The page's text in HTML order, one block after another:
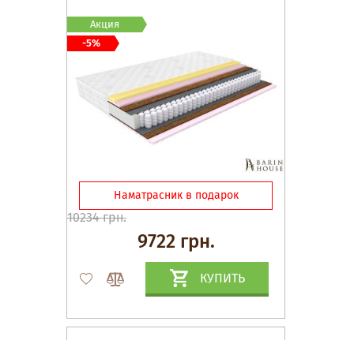
Наматрасник в подарок
10234 грн.
9722 грн.
КУПИТЬ
Акция
-5%